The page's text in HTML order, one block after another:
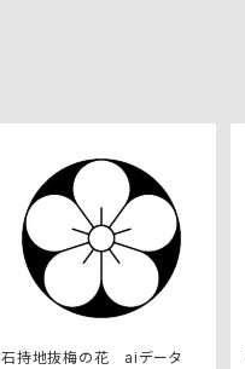
石持地抜梅の花 aiデータ